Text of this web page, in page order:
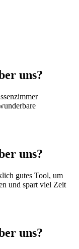
uns?
uns?
gutes Tool, um
und spart viel Zeit
uns?